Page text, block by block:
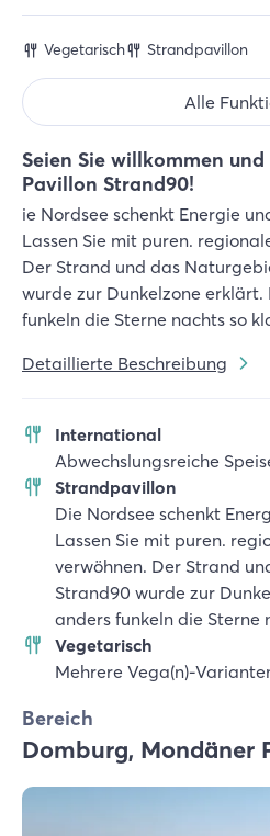
Seien Sie willkommen
Pavillon Strand90!
ie Nordsee schenkt Energie
Lassen Sie mit puren.
Der Strand und das
wurde zur Dunkelzone
funkeln die Sterne nachts so
Detaillierte Beschreibung
International
Abwechslungsreiche
Strandpavillon
Die Nordsee schenkt
Lassen Sie mit puren.
verwöhnen. Der Strand
Strand90 wurde zur
anders funkeln die Sterne
Vegetarisch
Mehrere Vega(n)-
Vegetarisch Strandpavillon
Alle
Bereich
Domburg, Mondäner